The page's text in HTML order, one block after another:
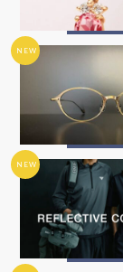
NEW
NEW